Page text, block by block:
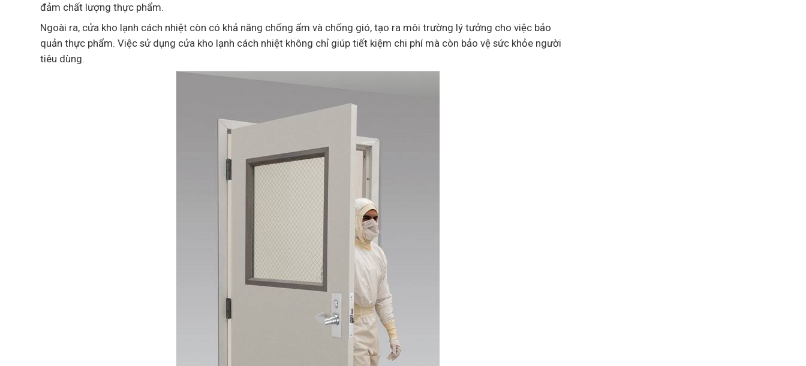
đảm chất lượng thực phẩm.
Ngoài ra, cửa kho lạnh cách nhiệt còn có khả năng chống ẩm và chống gió, tạo ra môi trường lý tưởng cho việc bảo
quản thực phẩm. Việc sử dụng cửa kho lạnh cách nhiệt không chỉ giúp tiết kiệm chi phí mà còn bảo vệ sức khỏe người
tiêu dùng.